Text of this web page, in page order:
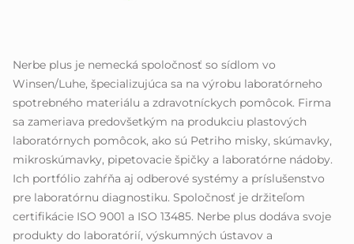
Nerbe plus je nemecká spoločnosť so sídlom vo
Winsen/Luhe, špecializujúca sa na výrobu laboratórneho
spotrebného materiálu a zdravotníckych pomôcok. Firma
sa zameriava predovšetkým na produkciu plastových
laboratórnych pomôcok, ako sú Petriho misky, skúmavky,
mikroskúmavky, pipetovacie špičky a laboratórne nádoby.
Ich portfólio zahŕňa aj odberové systémy a príslušenstvo
pre laboratórnu diagnostiku. Spoločnosť je držiteľom
certifikácie ISO 9001 a ISO 13485. Nerbe plus dodáva svoje
produkty do laboratórií, výskumných ústavov a